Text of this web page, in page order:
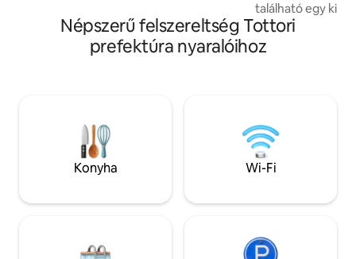
szálláshelynek talán a legnagyobb
értéke az egyedülálló „tojásszaunája”. Ez
egy teljesen saját készítésű szauna,
amelyet teljes egészében JP tervezett
amelyben csak itt lehet részed, a
fatüzelésű kályha gyengéd melegében.
A szobában hagyományos japán
süllyesztett tűzhely is található, amely a
Megismerheted a hagyományos japán
körül, vagy grillezhetsz nyársakat.
található egy kis
a Shimane-félszigeten. Élvezd
helyszíneket
◯Forró fazék
és a barátokkal
a grillt a
és italaidat (* a
edényekkel,
fűszerekkel.
Népszerű felszereltség Tottori
prefektúra nyaralóihoz
Konyha Wi-Fi